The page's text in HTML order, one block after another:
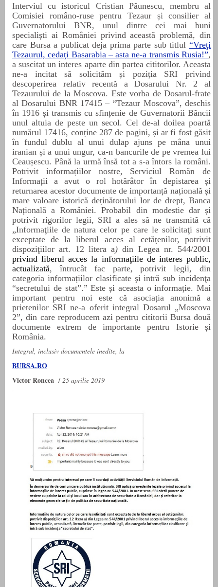
Interviul cu istoricul Cristian Păunescu, membru al
Comisiei româno-ruse pentru Tezaur și consilier al
Guvernatorului BNR, unul dintre cei mai buni
specialiști ai României privind această problemă, din
care Bursa a publicat deja prima parte sub titlul “Vreţi
Tezaurul, cedaţi Basarabia – asta ne-a transmis Rusia!”,
a suscitat un interes aparte din partea cititorilor. Aceasta
ne-a incitat să solicităm și poziția SRI privind
descoperirea relativ recentă a Dosarului Nr. 2 al
Tezaurului de la Moscova. Este vorba de Dosarul-frate
al Dosarului BNR 17415 – “Tezaur Moscova”, deschis
în 1916 și transmis cu sfințenie de Guvernatorii Băncii
unul altuia de peste un secol. Cel de-al doilea poartă
numărul 17416, conține 287 de pagini, și ar fi fost găsit
în fundul dublu al unui dulap ajuns pe mâna unui
iranian și a unui ungur, ca-n bancurile de pe vremea lui
Ceaușescu. Până la urmă însă tot a s-a întors la români.
Potrivit informațiilor nostre, Serviciul Român de
Informații a avut o rol hotărâtor în depistarea și
returnarea acestor documente de importanță națională și
mare valoare istorică deținătorului lor de drept, Banca
Națională a României. Probabil din modestie dar și
potrivit rigorilor legii, SRI a ales să ne transmită că
„Informaţiile de natura celor pe care le solicitaţi sunt
exceptate de la liberul acces al cetăţenilor, potrivit
dispoziţiilor art. 12 litera a) din Legea nr. 544/2001
privind liberul acces la informaţiile de interes public,
actualizată, întrucât fac parte, potrivit legii, din
categoria informațiilor clasificate şi intră sub incidenţa
“secretului de stat”.”Este și aceasta o informație. Mai
important pentru noi este că asociația anonimă a
prietenilor SRI ne-a oferit integral Dosarul „Moscova
2”,din care reproducem azipentru cititorii Bursa două
documente extrem de importante pentru Istorie și
România.
Integral, inclusiv documentele inedite, la
BURSA.RO
Victor Roncea / 25 aprilie 2019